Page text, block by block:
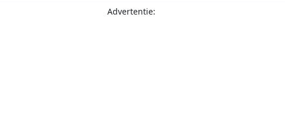
Advertentie: